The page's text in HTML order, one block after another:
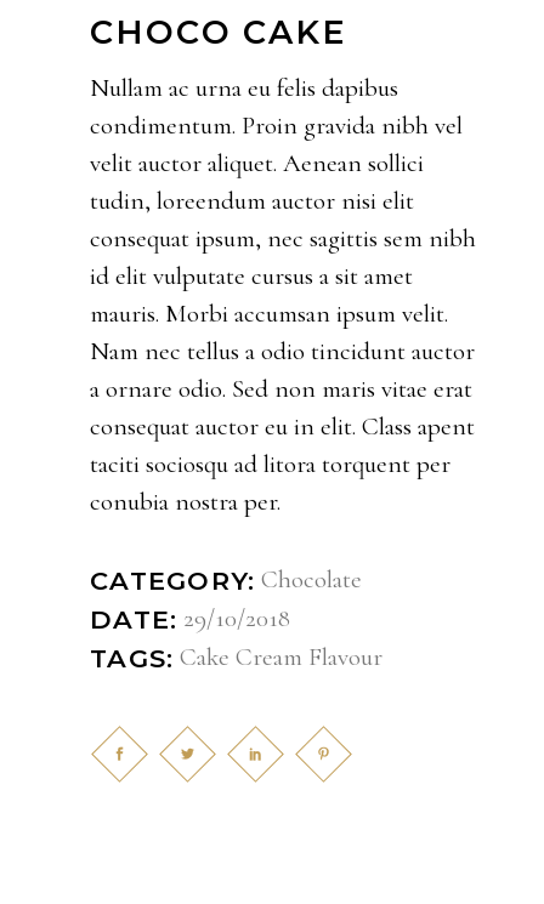
CHOCO CAKE
Nullam ac urna eu felis dapibus
condimentum. Proin gravida nibh vel
velit auctor aliquet. Aenean sollici
tudin, loreendum auctor nisi elit
consequat ipsum, nec sagittis sem nibh
id elit vulputate cursus a sit amet
mauris. Morbi accumsan ipsum velit.
Nam nec tellus a odio tincidunt auctor
a ornare odio. Sed non maris vitae erat
consequat auctor eu in elit. Class apent
taciti sociosqu ad litora torquent per
conubia nostra per.
CATEGORY: Chocolate
DATE: 29/10/2018
TAGS: Cake Cream Flavour